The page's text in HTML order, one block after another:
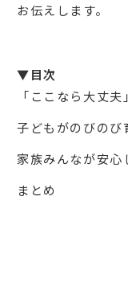
お伝えします。
▼目次
「ここなら大丈
子どもがのびのび
家族みんなが安
まとめ